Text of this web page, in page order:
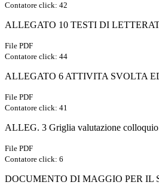
Contatore click: 42
ALLEGATO 10 TESTI DI
File PDF
Contatore click: 44
ALLEGATO 6 ATTIVITA SVOLTA
File PDF
Contatore click: 41
ALLEG. 3 Griglia valutazione
File PDF
Contatore click: 6
DOCUMENTO DI MAGGIO PER IL